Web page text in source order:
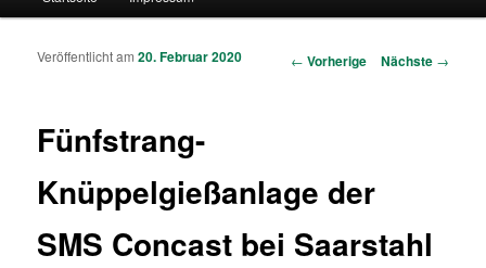
Artikelnavigation
← Vorherige Nächste →
Fünfstrang-
Knüppelgießanlage der
SMS Concast bei Saarstahl
Veröffentlicht am20. Februar 2020